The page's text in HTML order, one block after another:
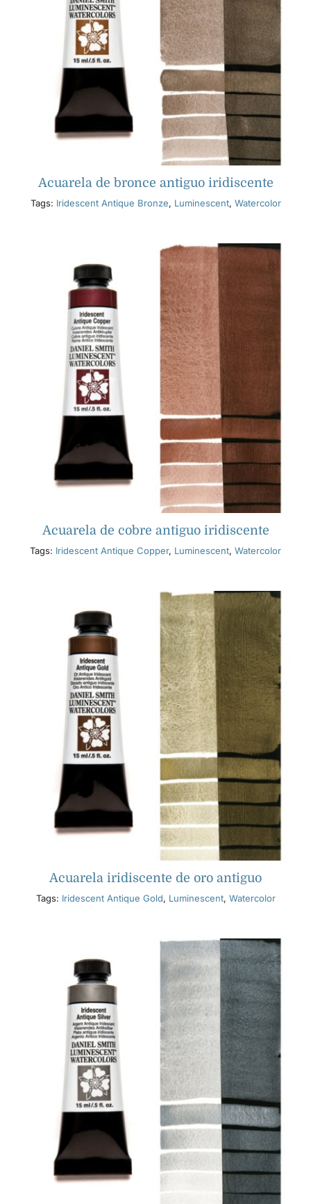
Acuarela de bronce antiguo iridiscente
Tags: Iridescent Antique Bronze, Luminescent, Watercolor
Acuarela de cobre antiguo iridiscente
Tags: Iridescent Antique Copper, Luminescent, Watercolor
Acuarela iridiscente de oro antiguo
Tags: Iridescent Antique Gold, Luminescent, Watercolor